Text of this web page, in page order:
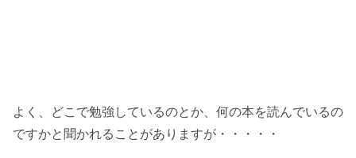
よく、どこで勉強しているのとか、何の本を読んでいるの
ですかと聞かれることがありますが・・・・・